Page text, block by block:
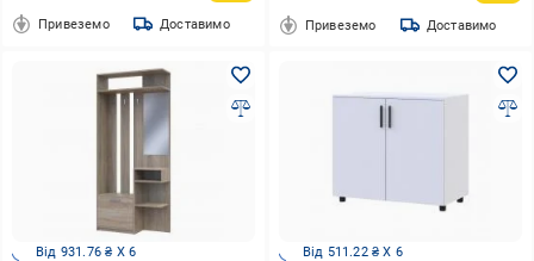
Привеземо Доставимо Привеземо Доставимо
Від 931.76 ₴ X 6 Від 511.22 ₴ X 6